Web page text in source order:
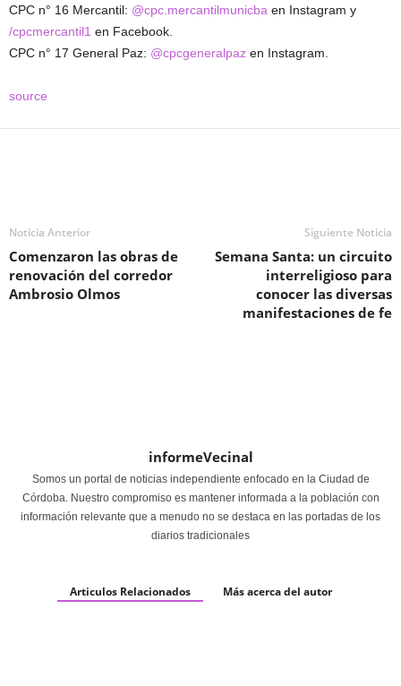
CPC n° 16 Mercantil: @cpc.mercantilmunicba en Instagram y
/cpcmercantil1 en Facebook.
CPC n° 17 General Paz: @cpcgeneralpaz en Instagram.
source
Noticia Anterior
Comenzaron las obras de
renovación del corredor
Ambrosio Olmos
Siguiente Noticia
Semana Santa: un circuito
interreligioso para
conocer las diversas
manifestaciones de fe
informeVecinal
Somos un portal de noticias independiente enfocado en la Ciudad de
Córdoba. Nuestro compromiso es mantener informada a la población con
información relevante que a menudo no se destaca en las portadas de los
diarios tradicionales
Articulos Relacionados Más acerca del autor